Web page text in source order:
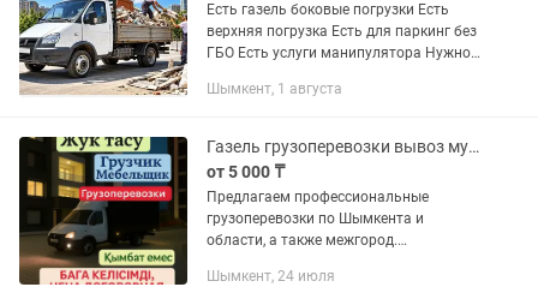
Есть газель боковые погрузки Есть
верхняя погрузка Есть для паркинг без
ГБО Есть услуги манипулятора Нужно
Решим за один звонок: Квартирные и
Шымкент, 1 августа
Газель грузоперевозки вывоз мусора
от 5 000 ₸
Предлагаем профессиональные
грузоперевозки по Шымкента и
области, а также межгород.
ценам! Наши услуги: • Квартирные и
Шымкент, 24 июля